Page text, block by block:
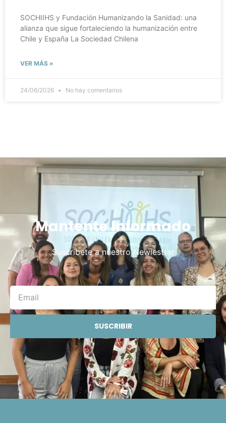
SOCHIIHS y Fundación Humanizando la Sanidad: una
alianza que sigue fortaleciendo la humanización entre
Chile y España La Sociedad Chilena
VER MÁS »
24/06/2026 No hay comentarios
Mantente Informado
Suscribete a nuestro Newlestter
SUSCRIBIR